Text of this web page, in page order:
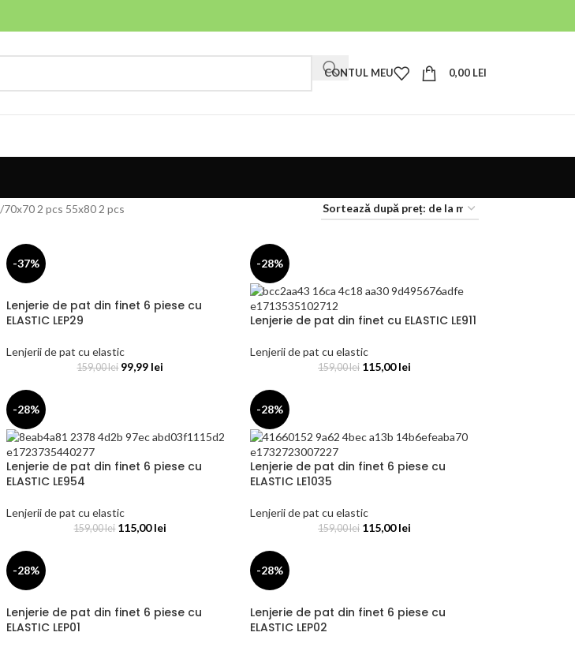
CONTUL MEU 0,00 LEI
70x70 2 pcs 55x80 2 pcs
-37%
Lenjerie de pat din finet 6 piese cu
ELASTIC LEP29
Lenjerii de pat cu elastic
159,00lei 99,99 lei
-28%
Lenjerie de pat din finet cu ELASTIC LE911
Lenjerii de pat cu elastic
159,00lei 115,00lei
-28%
Lenjerie de pat din finet 6 piese cu
ELASTIC LE954
Lenjerii de pat cu elastic
159,00lei 115,00lei
-28%
Lenjerie de pat din finet 6 piese cu
ELASTIC LE1035
Lenjerii de pat cu elastic
159,00lei 115,00lei
-28%
Lenjerie de pat din finet 6 piese cu
ELASTIC LEP01
-28%
Lenjerie de pat din finet 6 piese cu
ELASTIC LEP02